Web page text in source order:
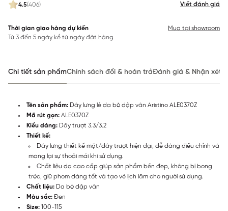
4.5(406) Viết đánh giá
Thời gian giao hàng dự kiến
Từ 3 đến 5 ngày kể từ ngày đặt hàng
Mua tại showroom
Chi tiết sản phẩmChính sách đổi & hoàn trảĐánh giá & Nhận xét
Tên sản phẩm: Dây lưng lẻ da bò dập vân Aristino ALE0370Z
Mã rút gọn: ALE0370Z
Kiểu dáng: Dây trượt 3.3/3.2
Thiết kế:
Dây lưng thiết kế mặt/dây trượt hiện đại, dễ dàng điều chỉnh và
mang lại sự thoải mái khi sử dụng.
Chất liệu da cao cấp giúp sản phẩm bền đẹp, không bị bong
tróc, giữ phom dáng tốt và tạo vẻ lịch lãm cho người sử dụng.
Chất liệu: Da bò dập vân
Màu sắc: Đen
Size: 100-115